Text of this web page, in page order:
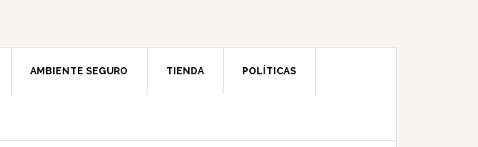
AMBIENTE SEGURO TIENDA POLÍTICAS